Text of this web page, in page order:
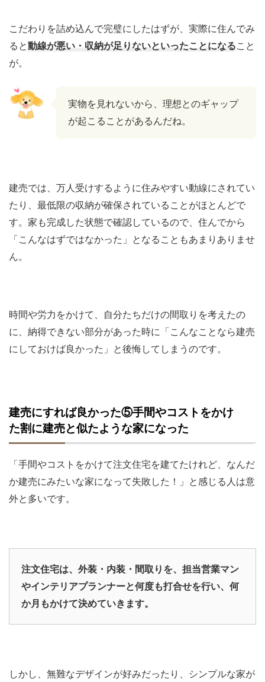
こだわりを詰め込んで完璧にしたはずが、実際に住んでみ
ると動線が悪い・収納が足りないといったことになること
が。
実物を見れないから、理想とのギャップ
が起こることがあるんだね。
建売では、万人受けするように住みやすい動線にされてい
たり、最低限の収納が確保されていることがほとんどで
す。家も完成した状態で確認しているので、住んでから
「こんなはずではなかった」となることもあまりありませ
ん。
時間や労力をかけて、自分たちだけの間取りを考えたの
に、納得できない部分があった時に「こんなことなら建売
にしておけば良かった」と後悔してしまうのです。
建売にすれば良かった⑤手間やコストをかけ
た割に建売と似たような家になった
「手間やコストをかけて注文住宅を建てたけれど、なんだ
か建売にみたいな家になって失敗した！」と感じる人は意
外と多いです。
注文住宅は、外装・内装・間取りを、担当営業マン
やインテリアプランナーと何度も打合せを行い、何
か月もかけて決めていきます。
しかし、無難なデザインが好みだったり、シンプルな家が